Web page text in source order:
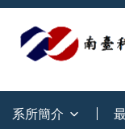
系所簡介